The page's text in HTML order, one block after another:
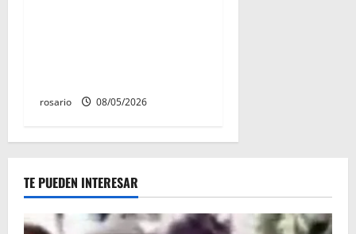
rosario 08/05/2026
TE PUEDEN INTERESAR